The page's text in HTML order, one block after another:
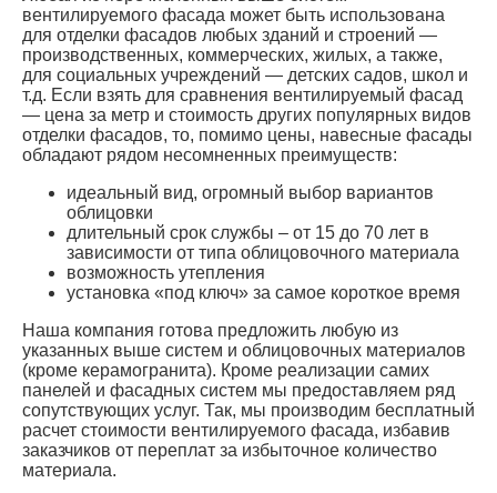
любом случае за вами!
Цена вентилируемых фасадов из алюкобонда зависит
и от используемых панелей:
Универсальная панель ALcodome обходится в
среднем от 1030 р. за 1 м 2
Огнеупорная Grossbond FP — от 1120 р. за 1 м 2
Панель премиум класса Grossbond FP,
оснащенная огнестойким сердечником имеет
огнестойкий сердечник
Основной нюанс с композитными панелями это то, что
для монтажа используется не лист алюкобонда как
таковой, а так называемая кассета — лист загибается
по краям и фиксируется.
Монтаж должен осуществлять человек, у
которого есть фрезерный станок по алюкобонду,
и он должен быть, как минимум ознакомлен с
альбомом технических решений.
Желательно сделать проект раскроя алюкобонда
(можно заказать у нас) — это позволит вам
существенно снизить стоимость вашего